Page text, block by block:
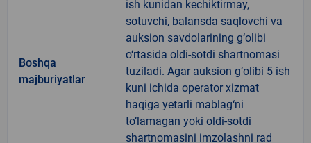
Boshqa
majburiyatlar
ish kunidan kechiktirmay,
sotuvchi, balansda saqlovchi va
auksion savdolarining g‘olibi
o‘rtasida oldi-sotdi shartnomasi
tuziladi. Agar auksion g‘olibi 5 ish
kuni ichida operator xizmat
haqiga yetarli mablag‘ni
to‘lamagan yoki oldi-sotdi
shartnomasini imzolashni rad